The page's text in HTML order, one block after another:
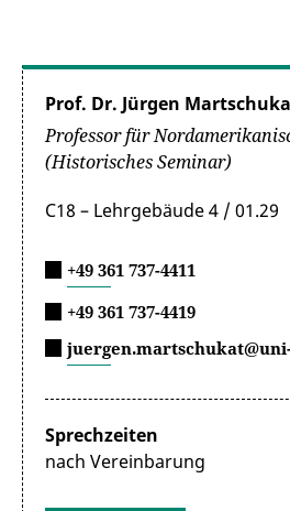
Prof. Dr. Jürgen
Professor für
(Historisches Seminar)
C18 – Lehrgebäude 4 / 01.29
+49 361 737-4411
+49 361 737-4419
Sprechzeiten
nach Vereinbarung